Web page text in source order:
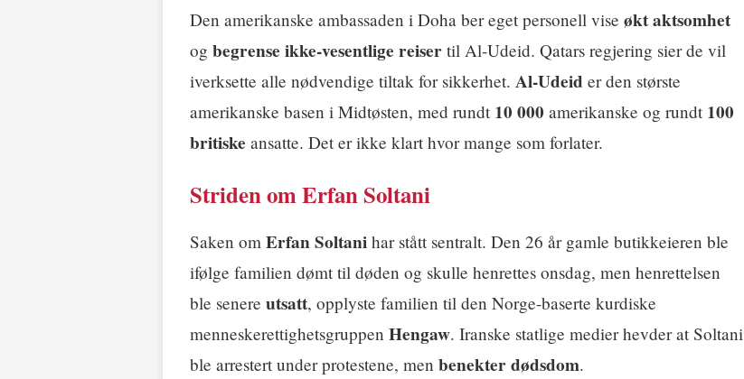
Den amerikanske ambassaden i Doha ber eget personell vise økt aktsomhet
og begrense ikke-vesentlige reiser til Al-Udeid. Qatars regjering sier de vil
iverksette alle nødvendige tiltak for sikkerhet. Al-Udeid er den største
amerikanske basen i Midtøsten, med rundt 10 000 amerikanske og rundt 100
britiske ansatte. Det er ikke klart hvor mange som forlater.
Striden om Erfan Soltani
Saken om Erfan Soltani har stått sentralt. Den 26 år gamle butikkeieren ble
ifølge familien dømt til døden og skulle henrettes onsdag, men henrettelsen
ble senere utsatt, opplyste familien til den Norge-baserte kurdiske
menneskerettighetsgruppen Hengaw. Iranske statlige medier hevder at Soltani
ble arrestert under protestene, men benekter dødsdom.